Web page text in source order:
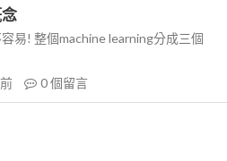
易! 整個machine learning分成三個
0個留言